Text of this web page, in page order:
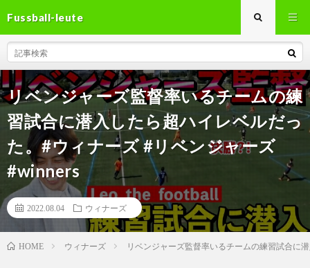
Fussball-leute
リベンジャーズ監督率いるチームの練
習試合に潜入したら超ハイレベルだっ
た。#ウィナーズ #リベンジャーズ
#winners
2022.08.04 ウィナーズ
HOME ウィナーズ リベンジャーズ監督率いるチームの練習試合に